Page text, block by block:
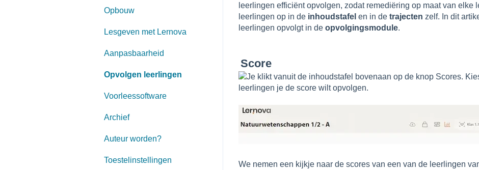
leerlingen efficiënt opvolgen, zodat remediëring op maat van elke
leerlingen op in de inhoudstafel en in de trajecten zelf. In dit
leerlingen opvolgt in de opvolgingsmodule.
Score
Je klikt vanuit de inhoudstafel bovenaan op de knop Scores.
leerlingen je de score wilt opvolgen.
We nemen een kijkje naar de scores van een van de leerlingen
Opbouw
Lesgeven met Lernova
Aanpasbaarheid
Opvolgen leerlingen
Voorleessoftware
Archief
Auteur worden?
Toestelinstellingen